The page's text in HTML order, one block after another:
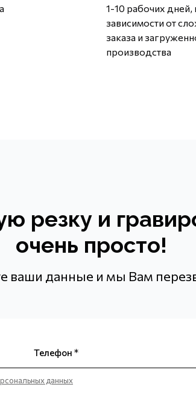
1-10 рабочих дней,
зависимости от
заказа и
производства
резку и
очень просто!
ваши данные и мы Вам
Телефон *
данных